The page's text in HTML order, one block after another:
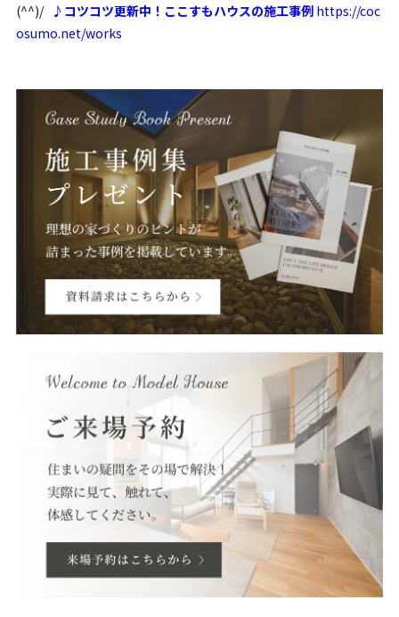
(^^)/ ♪コツコツ更新中！ここすもハウスの施工事例 https://coc
osumo.net/works